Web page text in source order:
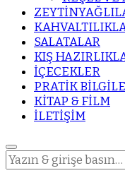
SALATALAR
KIŞ
İÇECEKLER
PRATİK
KİTAP & FİLM
İLETİŞİM
Bir